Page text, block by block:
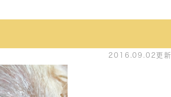
2016.09.02更新